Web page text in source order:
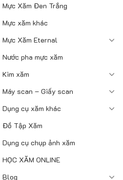
Mực Xăm Đen Trắng
Mực xăm khác
Mực Xăm Eternal
Nước pha mực xăm
Kim xăm
Máy scan – Giấy scan
Dụng cụ xăm khác
Đồ Tập Xăm
Dụng cụ chụp ảnh xăm
HỌC XĂM ONLINE
Blog